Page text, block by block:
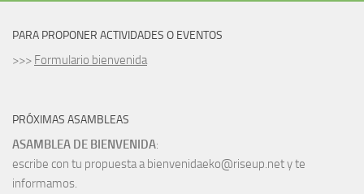
PARA PROPONER ACTIVIDADES O EVENTOS
>>> Formulario bienvenida
PRÓXIMAS ASAMBLEAS
ASAMBLEA DE BIENVENIDA:
escribe con tu propuesta a bienvenidaeko@riseup.net y te
informamos.